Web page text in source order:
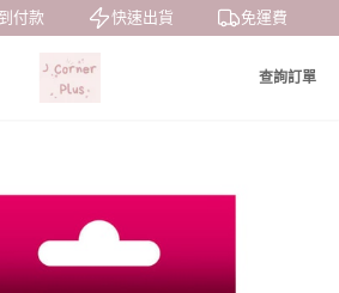
付款 快速出貨 免運費
查詢訂單